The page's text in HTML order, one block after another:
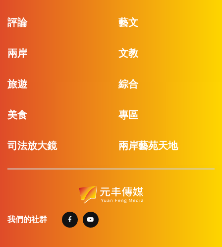
評論 藝文
兩岸 文教
旅遊 綜合
美食 專區
司法放大鏡 兩岸藝苑天地
我們的社群